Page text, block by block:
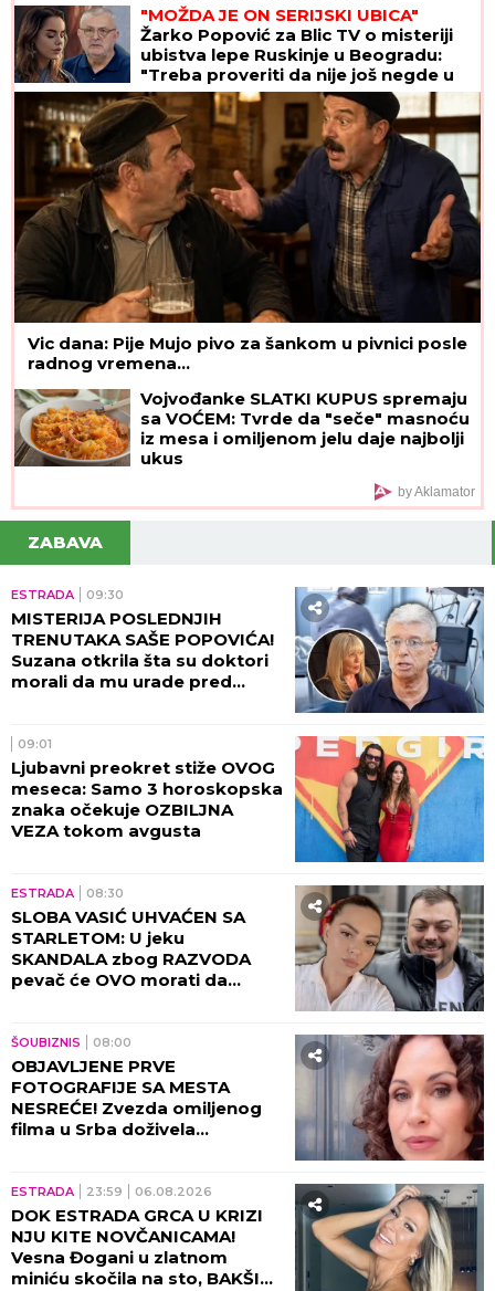
"MOŽDA JE ON SERIJSKI UBICA"
Žarko Popović za Blic TV o misteriji
ubistva lepe Ruskinje u Beogradu:
"Treba proveriti da nije još negde u
Srbiji napravio neko ZLO"
Vic dana: Pije Mujo pivo za šankom u pivnici posle
radnog vremena...
Vojvođanke SLATKI KUPUS spremaju
sa VOĆEM: Tvrde da "seče" masnoću
iz mesa i omiljenom jelu daje najbolji
ukus
by Aklamator
ZABAVA
ESTRADA 09:30
MISTERIJA POSLEDNJIH
TRENUTAKA SAŠE POPOVIĆA!
Suzana otkrila šta su doktori
morali da mu urade pred
09:01
Ljubavni preokret stiže OVOG
meseca: Samo 3 horoskopska
znaka očekuje OZBILJNA
VEZA tokom avgusta
ESTRADA 08:30
SLOBA VASIĆ UHVAĆEN SA
STARLETOM: U jeku
SKANDALA zbog RAZVODA
pevač će OVO morati da
ŠOUBIZNIS 08:00
OBJAVLJENE PRVE
FOTOGRAFIJE SA MESTA
NESREĆE! Zvezda omiljenog
filma u Srba doživela
ESTRADA 23:59 06.08.2026
DOK ESTRADA GRCA U KRIZI
NJU KITE NOVČANICAMA!
Vesna Đogani u zlatnom
miniću skočila na sto, BAKŠIŠ